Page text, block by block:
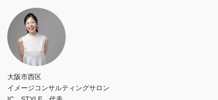
大阪市西区
イメージコンサルティングサロン